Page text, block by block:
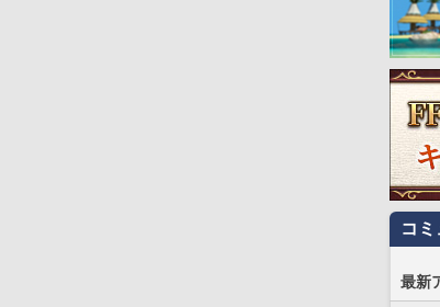
コ
最新